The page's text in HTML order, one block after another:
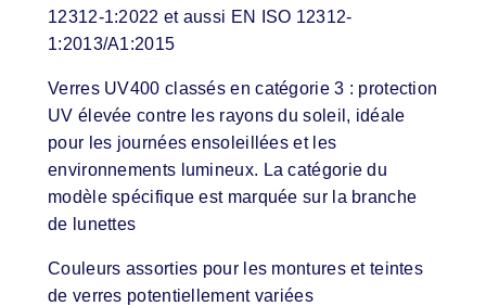
12312-1:2022 et aussi EN ISO 12312-
1:2013/A1:2015
Verres UV400 classés en catégorie 3 : protection
UV élevée contre les rayons du soleil, idéale
pour les journées ensoleillées et les
environnements lumineux. La catégorie du
modèle spécifique est marquée sur la branche
de lunettes
Couleurs assorties pour les montures et teintes
de verres potentiellement variées